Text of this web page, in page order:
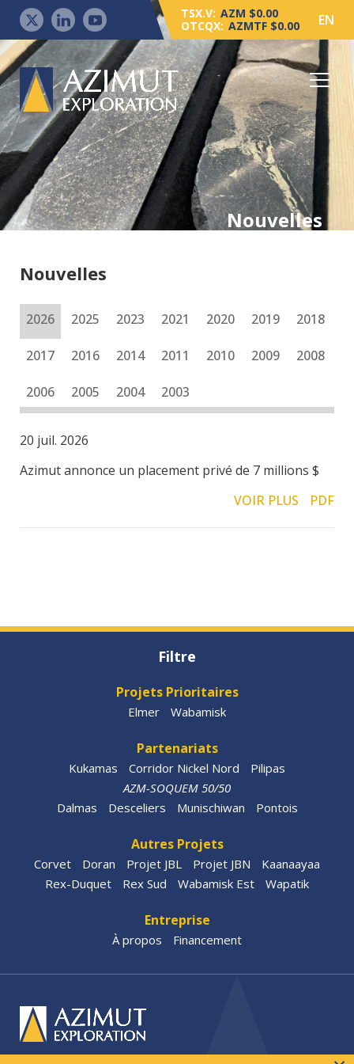
TSX.V: AZM $0.00
OTCQX: AZMTF $0.00 EN
Nouvelles
Nouvelles
2026 2025 2023 2021 2020 2019 2018
2017 2016 2014 2011 2010 2009 2008
2006 2005 2004 2003
20 juil. 2026
Azimut annonce un placement privé de 7 millions $
VOIR PLUS
PDF
Filtre
Projets Prioritaires
Elmer Wabamisk
Partenariats
Kukamas Corridor Nickel Nord
Pilipas
AZM-SOQUEM 50/50
Dalmas
Desceliers Munischiwan Pontois
Autres Projets
Corvet Doran Projet JBL Projet JBN
Kaanaayaa
Rex-Duquet
Rex Sud Wabamisk Est Wapatik
Entreprise
À propos Financement